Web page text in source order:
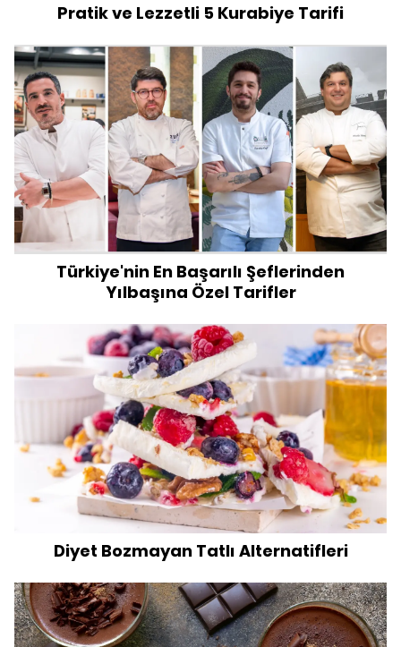
Pratik ve Lezzetli 5 Kurabiye Tarifi
Türkiye'nin En Başarılı Şeflerinden
Yılbaşına Özel Tarifler
Diyet Bozmayan Tatlı Alternatifleri